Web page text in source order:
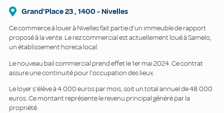
Grand'Place23, 1400 -Nivelles
Ce commerce à louer à Nivelles fait partie d'un immeuble de rapport
proposé à la vente. Le rez commercial est actuellement loué à Samelo,
un établissement horeca local.
Le nouveau bail commercial prend effet le 1er mai 2024. Ce contrat
assure une continuité pour l'occupation des lieux.
Le loyer s'élève à 4.000 euros par mois, soit un total annuel de 48.000
euros. Ce montant représente le revenu principal généré par la
propriété.